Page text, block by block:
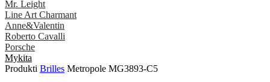
Mr. Leight
Line Art Charmant
Anne&Valentin
Roberto Cavalli
Porsche
Mykita
Produkti Brilles Metropole MG3893-C5